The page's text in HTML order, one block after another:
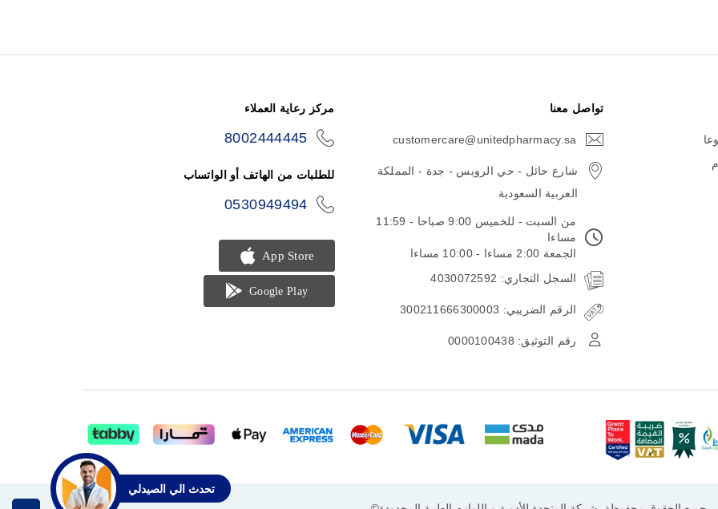
تحدث الي الصيدلي
تواصل معنا
customercare@unitedpharmacy.sa
شارع حائل - حي الرويس - جدة - المملكة
العربية السعودية
من السبت - للخميس 9:00 صباحا - 11:59
مساءا
الجمعة 2:00 مساءا - 10:00 مساءا
السجل التجاري: 4030072592
الرقم الضريبي: 300211666300003
رقم التوثيق: 0000100438
مركز رعاية العملاء
8002444445
للطلبات من الهاتف أو الواتساب
0530949494